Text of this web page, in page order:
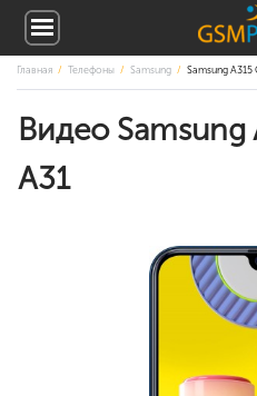
Главная Телефоны Samsung Samsung A315
Видео Samsung
A31